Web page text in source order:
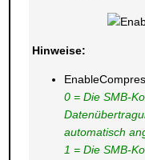
Hinweise:
0 = Die SMB-
automatisch
1 = Die SMB-